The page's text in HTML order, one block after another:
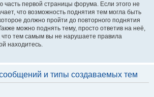
часть первой страницы форума. Если этого не
что возможность поднятия тем могла быть
должно пройти до повторного поднятия
можно поднять тему, просто ответив на неё,
что тем самым вы не нарушаете правила
находитесь.
и типы создаваемых тем